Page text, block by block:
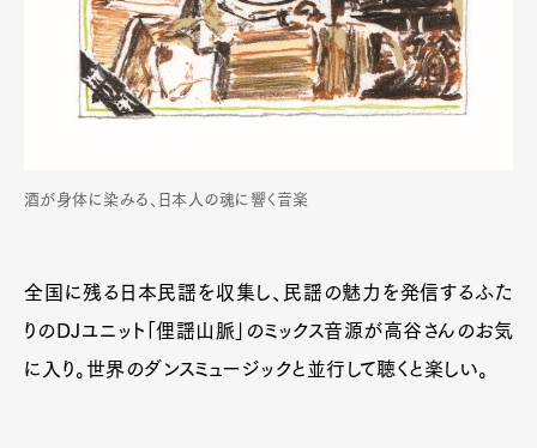
酒が身体に染みる、日本人の魂に響く音楽
全国に残る日本民謡を収集し、民謡の魅力を発信するふた
りのDJユニット「俚謡山脈」のミックス音源が高谷さんのお気
に入り。世界のダンスミュージックと並行して聴くと楽しい。